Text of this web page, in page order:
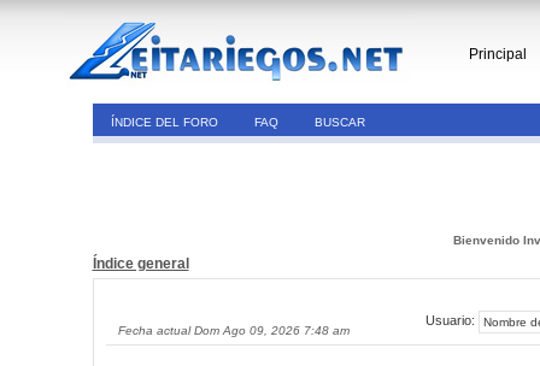
Principal
ÍNDICE DEL FORO FAQ BUSCAR
Bienvenido
Índice general
Fecha actual Dom Ago 09, 2026 7:48 am
Usuario: